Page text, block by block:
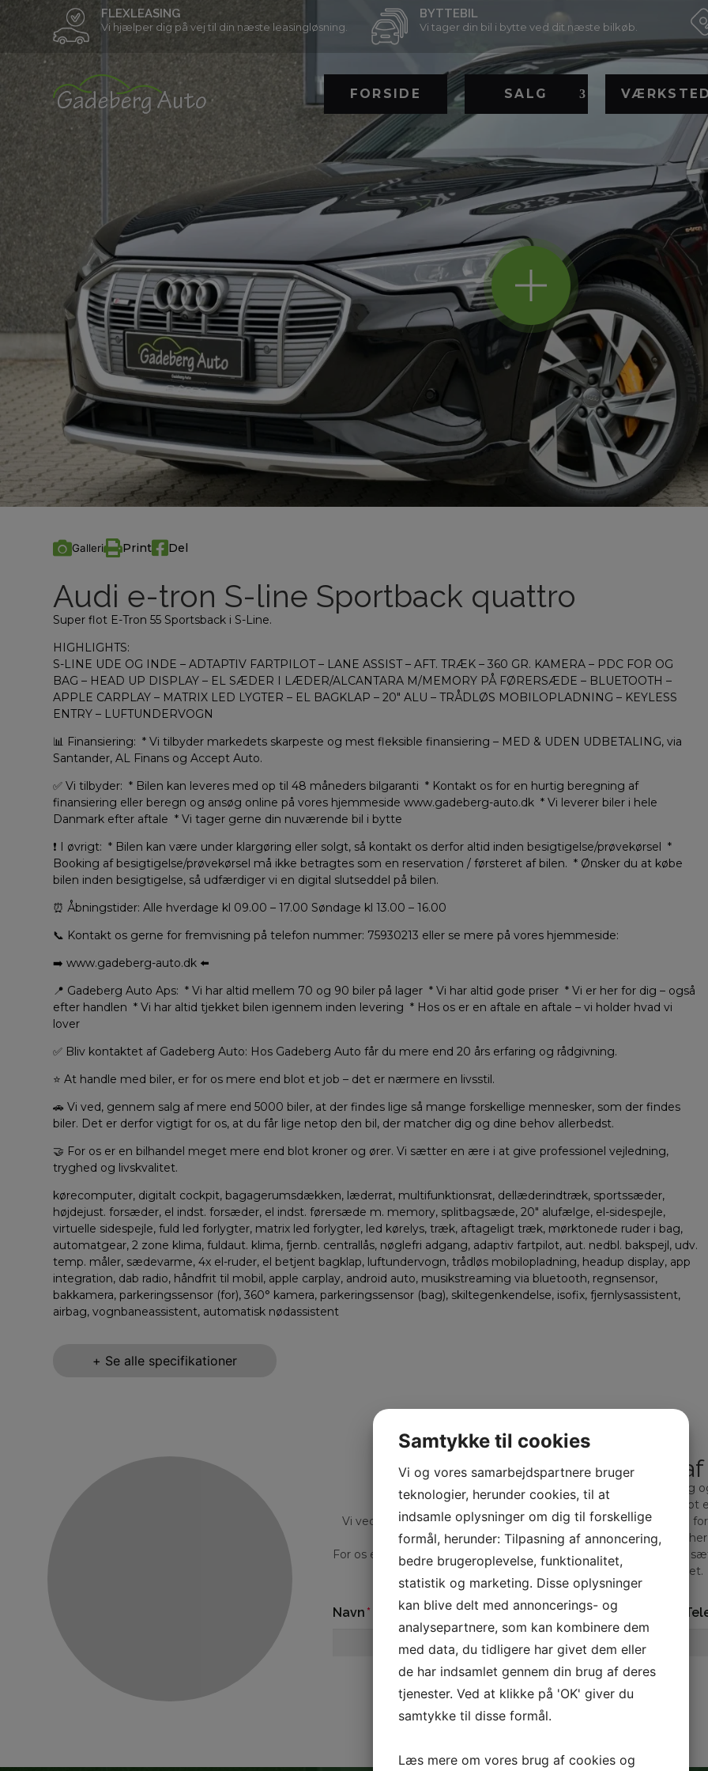
FLEXLEASING
Vi hjælper dig på vej til din næste leasingløsning.
BYTTEBIL
Vi tager din bil i bytte ved dit næste bilkøb.
FORSIDE SALG VÆRKSTED
Galleri Print Del
Audi e-tron S-line Sportback quattro
Super flot E-Tron 55 Sportsback i S-Line.
HIGHLIGHTS:
S-LINE UDE OG INDE – ADTAPTIV FARTPILOT – LANE ASSIST – AFT. TRÆK – 360 GR. KAMERA – PDC FOR OG
BAG – HEAD UP DISPLAY – EL SÆDER I LÆDER/ALCANTARA M/MEMORY PÅ FØRERSÆDE – BLUETOOTH –
APPLE CARPLAY – MATRIX LED LYGTER – EL BAGKLAP – 20″ ALU – TRÅDLØS MOBILOPLADNING – KEYLESS
ENTRY – LUFTUNDERVOGN
📊 Finansiering: * Vi tilbyder markedets skarpeste og mest fleksible finansiering – MED & UDEN UDBETALING, via
Santander, AL Finans og Accept Auto.
✅ Vi tilbyder: * Bilen kan leveres med op til 48 måneders bilgaranti * Kontakt os for en hurtig beregning af
finansiering eller beregn og ansøg online på vores hjemmeside www.gadeberg-auto.dk * Vi leverer biler i hele
Danmark efter aftale * Vi tager gerne din nuværende bil i bytte
❗ I øvrigt: * Bilen kan være under klargøring eller solgt, så kontakt os derfor altid inden besigtigelse/prøvekørsel *
Booking af besigtigelse/prøvekørsel må ikke betragtes som en reservation / førsteret af bilen. * Ønsker du at købe
bilen inden besigtigelse, så udfærdiger vi en digital slutseddel på bilen.
⏰ Åbningstider: Alle hverdage kl 09.00 – 17.00 Søndage kl 13.00 – 16.00
📞 Kontakt os gerne for fremvisning på telefon nummer: 75930213 eller se mere på vores hjemmeside:
➡️ www.gadeberg-auto.dk ⬅️
📍 Gadeberg Auto Aps: * Vi har altid mellem 70 og 90 biler på lager * Vi har altid gode priser * Vi er her for dig – også
efter handlen * Vi har altid tjekket bilen igennem inden levering * Hos os er en aftale en aftale – vi holder hvad vi
lover
✅ Bliv kontaktet af Gadeberg Auto: Hos Gadeberg Auto får du mere end 20 års erfaring og rådgivning.
⭐ At handle med biler, er for os mere end blot et job – det er nærmere en livsstil.
🚗 Vi ved, gennem salg af mere end 5000 biler, at der findes lige så mange forskellige mennesker, som der findes
biler. Det er derfor vigtigt for os, at du får lige netop den bil, der matcher dig og dine behov allerbedst.
🤝 For os er en bilhandel meget mere end blot kroner og ører. Vi sætter en ære i at give professionel vejledning,
tryghed og livskvalitet.
kørecomputer, digitalt cockpit, bagagerumsdækken, læderrat, multifunktionsrat, dellæderindtræk, sportssæder,
højdejust. forsæder, el indst. forsæder, el indst. førersæde m. memory, splitbagsæde, 20″ alufælge, el-sidespejle,
virtuelle sidespejle, fuld led forlygter, matrix led forlygter, led kørelys, træk, aftageligt træk, mørktonede ruder i bag,
automatgear, 2 zone klima, fuldaut. klima, fjernb. centrallås, nøglefri adgang, adaptiv fartpilot, aut. nedbl. bakspejl, udv.
temp. måler, sædevarme, 4x el-ruder, el betjent bagklap, luftundervogn, trådløs mobilopladning, headup display, app
integration, dab radio, håndfrit til mobil, apple carplay, android auto, musikstreaming via bluetooth, regnsensor,
bakkamera, parkeringssensor (for), 360° kamera, parkeringssensor (bag), skiltegenkendelse, isofix, fjernlysassistent,
airbag, vognbaneassistent, automatisk nødassistent
+ Se alle specifikationer
Bliv kontaktet
Hos Gadeberg Auto får du mere end 20 års erfaring
At handle med biler, er for os mere end blot
Vi ved gennem mange års erfaring at der findes lige så mange
vigtigt for os at du får den bil der
For os er en bilhandel meget mere end blot kroner og øre. Og vi
livskvalitet.
Navn
Samtykke til cookies
Vi og vores samarbejdspartnere bruger
teknologier, herunder cookies, til at
indsamle oplysninger om dig til forskellige
formål, herunder: Tilpasning af annoncering,
bedre brugeroplevelse, funktionalitet,
statistik og marketing. Disse oplysninger
kan blive delt med annoncerings- og
analysepartnere, som kan kombinere dem
med data, du tidligere har givet dem eller
de har indsamlet gennem din brug af deres
tjenester. Ved at klikke på 'OK' giver du
samtykke til disse formål.
Læs mere om vores brug af cookies og